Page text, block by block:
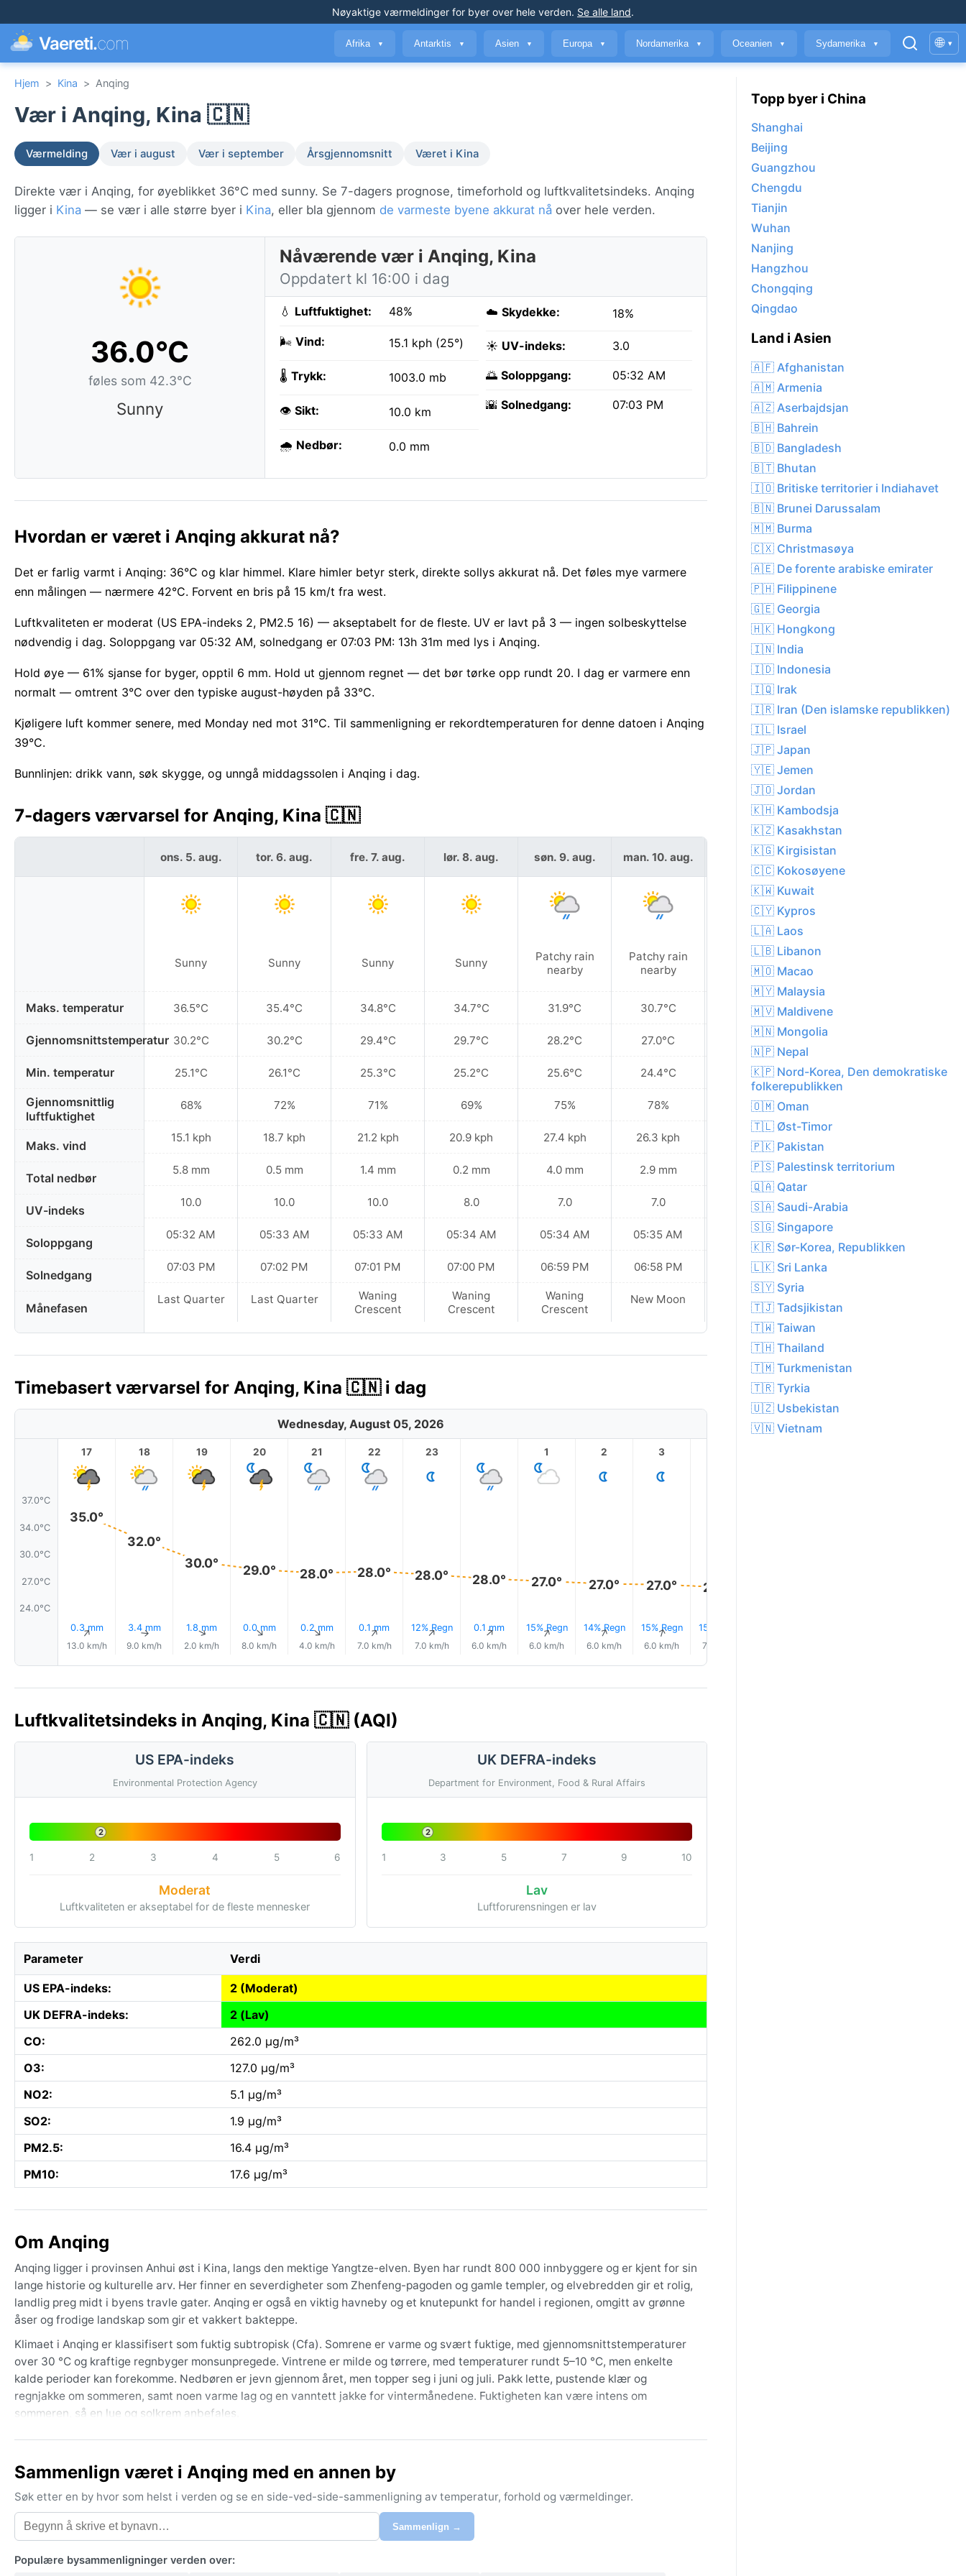
Nøyaktige værmeldinger for byer over hele verden. Se alle land.
Vaereti.com Afrika ▼ Antarktis ▼ Asien ▼ Europa ▼ Nordamerika ▼ Oceanien ▼ Sydamerika ▼ 🌐 ▾
Hjem > Kina > Anqing
Vær i Anqing, Kina 🇨🇳
Værmelding Vær i august Vær i september Årsgjennomsnitt Været i Kina
Direkte vær i Anqing, for øyeblikket 36°C med sunny. Se 7-dagers prognose, timeforhold og luftkvalitetsindeks. Anqing
ligger i Kina — se vær i alle større byer i Kina, eller bla gjennom de varmeste byene akkurat nå over hele verden.
36.0°C
føles som 42.3°C
Sunny
Nåværende vær i Anqing, Kina
Oppdatert kl 16:00 i dag
💧 Luftfuktighet: 48%
🌬️ Vind: 15.1 kph (25°)
🌡️ Trykk: 1003.0 mb
👁️ Sikt: 10.0 km
🌧️ Nedbør: 0.0 mm
☁️ Skydekke: 18%
☀️ UV-indeks: 3.0
🌅 Soloppgang: 05:32 AM
🌇 Solnedgang: 07:03 PM
Hvordan er været i Anqing akkurat nå?
Det er farlig varmt i Anqing: 36°C og klar himmel. Klare himler betyr sterk, direkte sollys akkurat nå. Det føles mye varmere
enn målingen — nærmere 42°C. Forvent en bris på 15 km/t fra west.
Luftkvaliteten er moderat (US EPA-indeks 2, PM2.5 16) — akseptabelt for de fleste. UV er lavt på 3 — ingen solbeskyttelse
nødvendig i dag. Soloppgang var 05:32 AM, solnedgang er 07:03 PM: 13h 31m med lys i Anqing.
Hold øye — 61% sjanse for byger, opptil 6 mm. Hold ut gjennom regnet — det bør tørke opp rundt 20. I dag er varmere enn
normalt — omtrent 3°C over den typiske august-høyden på 33°C.
Kjøligere luft kommer senere, med Monday ned mot 31°C. Til sammenligning er rekordtemperaturen for denne datoen i Anqing
39°C.
Bunnlinjen: drikk vann, søk skygge, og unngå middagssolen i Anqing i dag.
7-dagers værvarsel for Anqing, Kina 🇨🇳
Maks. temperatur
Gjennomsnittstemperatur
Min. temperatur
Gjennomsnittlig
luftfuktighet
Maks. vind
Total nedbør
UV-indeks
Soloppgang
Solnedgang
Månefasen
ons. 5. aug.
Sunny
36.5°C
30.2°C
25.1°C
68%
15.1 kph
5.8 mm
10.0
05:32 AM
07:03 PM
Last Quarter
tor. 6. aug.
Sunny
35.4°C
30.2°C
26.1°C
72%
18.7 kph
0.5 mm
10.0
05:33 AM
07:02 PM
Last Quarter
fre. 7. aug.
Sunny
34.8°C
29.4°C
25.3°C
71%
21.2 kph
1.4 mm
10.0
05:33 AM
07:01 PM
Waning
Crescent
lør. 8. aug.
Sunny
34.7°C
29.7°C
25.2°C
69%
20.9 kph
0.2 mm
8.0
05:34 AM
07:00 PM
Waning
Crescent
søn. 9. aug.
Patchy rain
nearby
31.9°C
28.2°C
25.6°C
75%
27.4 kph
4.0 mm
7.0
05:34 AM
06:59 PM
Waning
Crescent
man. 10. aug.
Patchy rain
nearby
30.7°C
27.0°C
24.4°C
78%
26.3 kph
2.9 mm
7.0
05:35 AM
06:58 PM
New Moon
tir. 11. aug.
Sunny
32.7°C
28.2°C
24.2°C
65%
0.4 mm
8.0
05:36 AM
06:57 PM
New Moon
Timebasert værvarsel for Anqing, Kina 🇨🇳 i dag
Wednesday, August 05, 2026
37.0°C
34.0°C
30.0°C
27.0°C
24.0°C
17
35.0°
0.3 mm
↑
13.0 km/h
18
32.0°
3.4 mm
↑
9.0 km/h
19
30.0°
1.8 mm
↑
2.0 km/h
20
29.0°
0.0 mm
↑
8.0 km/h
21
28.0°
0.2 mm
↑
4.0 km/h
22
28.0°
0.1 mm
↑
7.0 km/h
23
28.0°
12% Regn
↑
7.0 km/h
28.0°
0.1 mm
↑
6.0 km/h
1
27.0°
15% Regn
↑
6.0 km/h
2
27.0°
14% Regn
↑
6.0 km/h
3
27.0°
15% Regn
↑
6.0 km/h
26.0°
15% Regn
7.0 km/h
Luftkvalitetsindeks in Anqing, Kina 🇨🇳 (AQI)
US EPA-indeks
Environmental Protection Agency
2
1 2 3 4 5 6
Moderat
Luftkvaliteten er akseptabel for de fleste mennesker
UK DEFRA-indeks
Department for Environment, Food & Rural Affairs
2
1 3 5 7 9 10
Lav
Luftforurensningen er lav
Parameter Verdi
US EPA-indeks:
2 (Moderat)
UK DEFRA-indeks:
2 (Lav)
CO:
262.0 µg/m³
O3:
127.0 µg/m³
NO2:
5.1 µg/m³
SO2:
1.9 µg/m³
PM2.5:
16.4 µg/m³
PM10:
17.6 µg/m³
Om Anqing
Anqing ligger i provinsen Anhui øst i Kina, langs den mektige Yangtze-elven. Byen har rundt 800 000 innbyggere og er kjent for sin
lange historie og kulturelle arv. Her finner en severdigheter som Zhenfeng-pagoden og gamle templer, og elvebredden gir et rolig,
landlig preg midt i byens travle gater. Anqing er også en viktig havneby og et knutepunkt for handel i regionen, omgitt av grønne
åser og frodige landskap som gir et vakkert bakteppe.
Klimaet i Anqing er klassifisert som fuktig subtropisk (Cfa). Somrene er varme og svært fuktige, med gjennomsnittstemperaturer
over 30 °C og kraftige regnbyger monsunpregede. Vintrene er milde og tørrere, med temperaturer rundt 5–10 °C, men enkelte
kalde perioder kan forekomme. Nedbøren er jevn gjennom året, men topper seg i juni og juli. Pakk lette, pustende klær og
regnjakke om sommeren, samt noen varme lag og en vanntett jakke for vintermånedene. Fuktigheten kan være intens om
sommeren, så en lue og solkrem anbefales.
Den beste tiden å besøke Anqing værmessig er våren (mars til mai) og høsten (september til november), når temperaturene er
høsten og våren. Snø er svært sjelden, men tåke kan redusere sikt og gi en mystisk stemning. For å unngå den verste
sommervarmen og regnet, planlegg reisen utenfor juli og august.
Sammenlign været i Anqing med en annen by
Søk etter en by hvor som helst i verden og se en side-ved-side-sammenligning av temperatur, forhold og værmeldinger.
Sammenlign →
Populære bysammenligninger verden over:
Topp byer i China
Shanghai
Beijing
Guangzhou
Chengdu
Tianjin
Wuhan
Nanjing
Hangzhou
Chongqing
Qingdao
Land i Asien
🇦🇫 Afghanistan
🇦🇲 Armenia
🇦🇿 Aserbajdsjan
🇧🇭 Bahrein
🇧🇩 Bangladesh
🇧🇹 Bhutan
🇮🇴 Britiske territorier i Indiahavet
🇧🇳 Brunei Darussalam
🇲🇲 Burma
🇨🇽 Christmasøya
🇦🇪 De forente arabiske emirater
🇵🇭 Filippinene
🇬🇪 Georgia
🇭🇰 Hongkong
🇮🇳 India
🇮🇩 Indonesia
🇮🇶 Irak
🇮🇷 Iran (Den islamske republikken)
🇮🇱 Israel
🇯🇵 Japan
🇾🇪 Jemen
🇯🇴 Jordan
🇰🇭 Kambodsja
🇰🇿 Kasakhstan
🇰🇬 Kirgisistan
🇨🇨 Kokosøyene
🇰🇼 Kuwait
🇨🇾 Kypros
🇱🇦 Laos
🇱🇧 Libanon
🇲🇴 Macao
🇲🇾 Malaysia
🇲🇻 Maldivene
🇲🇳 Mongolia
🇳🇵 Nepal
🇰🇵 Nord-Korea, Den demokratiske
folkerepublikken
🇴🇲 Oman
🇹🇱 Øst-Timor
🇵🇰 Pakistan
🇵🇸 Palestinsk territorium
🇶🇦 Qatar
🇸🇦 Saudi-Arabia
🇸🇬 Singapore
🇰🇷 Sør-Korea, Republikken
🇱🇰 Sri Lanka
🇸🇾 Syria
🇹🇯 Tadsjikistan
🇹🇼 Taiwan
🇹🇭 Thailand
🇹🇲 Turkmenistan
🇹🇷 Tyrkia
🇺🇿 Usbekistan
🇻🇳 Vietnam